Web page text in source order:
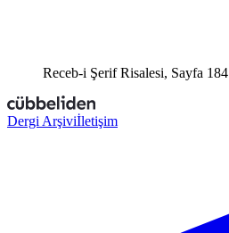
Receb-i Şerif Risalesi, Sayfa 184
Dergi Arşiviİletişim